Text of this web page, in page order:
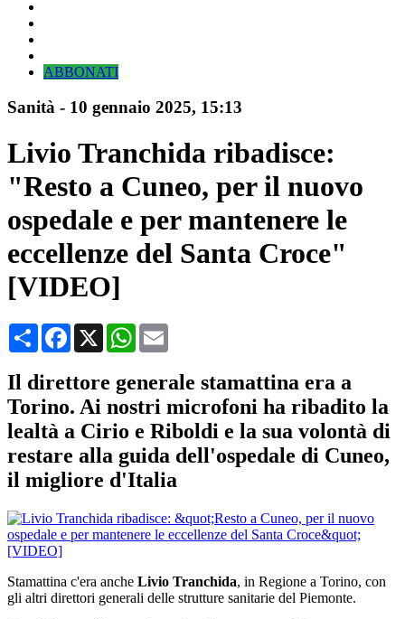
ABBONATI
Sanità - 10 gennaio 2025, 15:13
Livio Tranchida ribadisce:
"Resto a Cuneo, per il nuovo
ospedale e per mantenere le
eccellenze del Santa Croce"
[VIDEO]
CondividiFacebook
X WhatsApp
Il direttore generale stamattina era a
Torino. Ai nostri microfoni ha ribadito la
lealtà a Cirio e Riboldi e la sua volontà di
restare alla guida dell'ospedale di Cuneo,
il migliore d'Italia
Stamattina c'era anche Livio Tranchida, in Regione a Torino, con
gli altri direttori generali delle strutture sanitarie del Piemonte.